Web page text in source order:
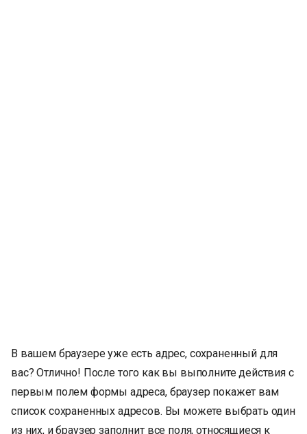
В вашем браузере уже есть адрес, сохраненный для
вас? Отлично! После того как вы выполните действия с
первым полем формы адреса, браузер покажет вам
список сохраненных адресов. Вы можете выбрать один
из них, и браузер заполнит все поля, относящиеся к